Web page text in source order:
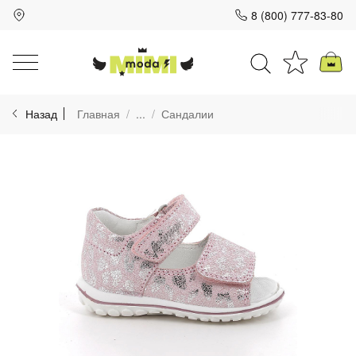
8 (800) 777-83-80
Назад Главная ... Сандалии
Для клиентов всех банков
Разбейте
График платежей